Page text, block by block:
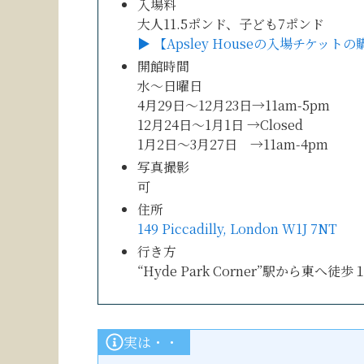
入場料
大人11.5ポンド、子ども7ポンド
▶︎ 【Apsley Houseの入場チケットの
開館時間
水〜日曜日
4月29日〜12月23日→11am-5pm
12月24日〜1月1日 →Closed
1月2日〜3月27日 →11am-4pm
写真撮影
可
住所
149 Piccadilly, London W1J 7NT
行き方
“Hyde Park Corner”駅から東へ徒歩
実は・・